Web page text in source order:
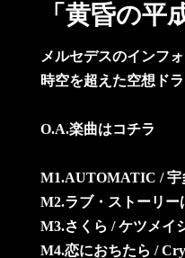
「黄昏の平
メルセデスのインフ
時空を超えた空想ドラ
O.A.楽曲はコチラ
M1.AUTOMATIC / 宇
M2.ラブ・ストーリー
M3.さくら / ケツメイ
M4.恋におちたら /